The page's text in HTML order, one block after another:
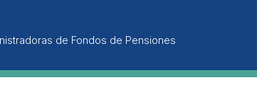
de Fondos de Pensiones